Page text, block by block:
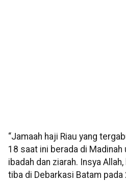
“Jamaah haji Riau yang
18 saat ini berada di
ibadah dan ziarah. Insya
tiba di Debarkasi Batam pada